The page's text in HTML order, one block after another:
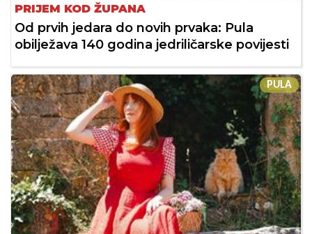
PRIJEM KOD ŽUPANA
Od prvih jedara do novih prvaka: Pula
obilježava 140 godina jedriličarske povijesti
PULA